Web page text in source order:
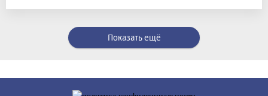
Показать ещё